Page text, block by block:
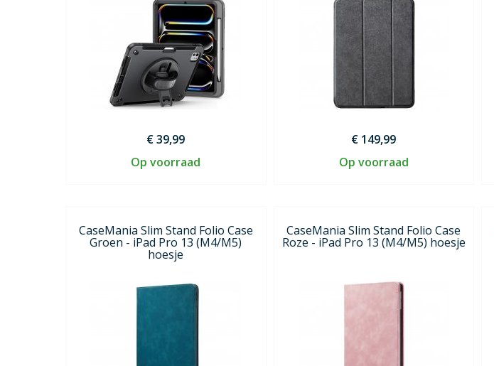
€ 39,99
Op voorraad
€ 149,99
Op voorraad
CaseMania Slim Stand Folio Case
Groen - iPad Pro 13 (M4/M5)
hoesje
CaseMania Slim Stand Folio Case
Roze - iPad Pro 13 (M4/M5) hoesje